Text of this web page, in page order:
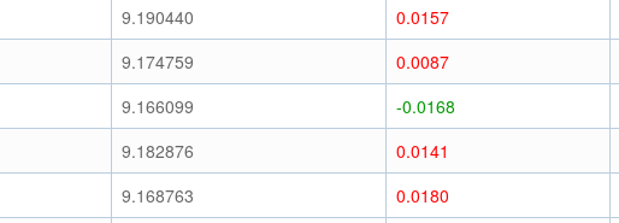
9.190440 0.0157
9.174759 0.0087
9.166099 -0.0168
9.182876 0.0141
9.168763 0.0180